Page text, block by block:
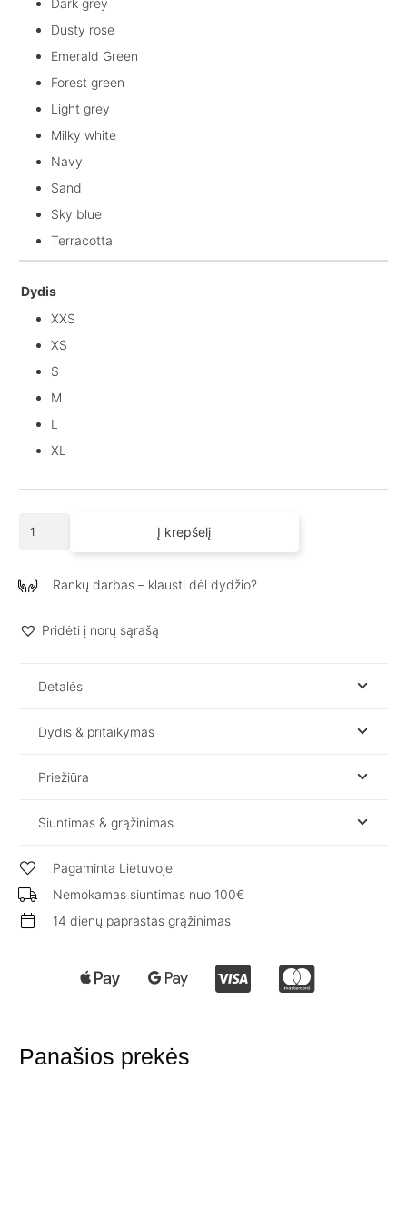
Dusty rose
Emerald Green
Forest green
Light grey
Milky white
Navy
Sand
Sky blue
Terracotta
Dydis
XXS
XS
S
M
L
XL
palaidinė
Į krepšelį
Rankų darbas – klausti dėl dydžio?
Pridėti į norų sąrašą
Detalės
Dydis & pritaikymas
Priežiūra
Siuntimas & grąžinimas
Pagaminta Lietuvoje
Nemokamas siuntimas nuo 100€
14 dienų paprastas grąžinimas
Panašios prekės